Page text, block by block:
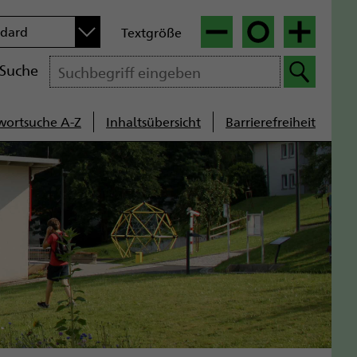
Textgröße
Suche
A-Z Inhaltsübersicht Barrierefreiheit